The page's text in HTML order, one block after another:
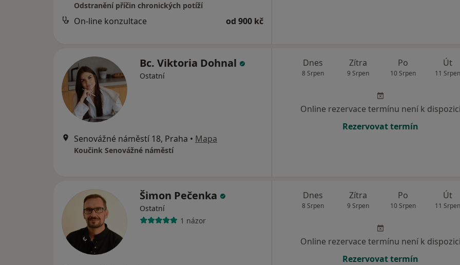
Odstranění příčin chronických potíží
On-line konzultace od 900 kč
Bc. Viktoria Dohnal
Ostatní
Senovážné náměstí 18, Praha • Mapa
Koučink Senovážné náměstí
Dnes
8 Srpen
Zítra
9 Srpen
Po
10 Srpen
Út
11 Srpen
Online rezervace termínu není k dispozici
Rezervovat termín
Šimon Pečenka
Ostatní
1 názor
Dnes
8 Srpen
Zítra
9 Srpen
Po
10 Srpen
Út
11 Srpen
Online rezervace termínu není k dispozici
Rezervovat termín